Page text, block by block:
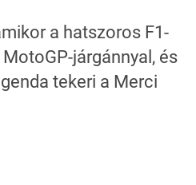
a hatszoros F1-
járgánnyal, és
tekeri a Merci